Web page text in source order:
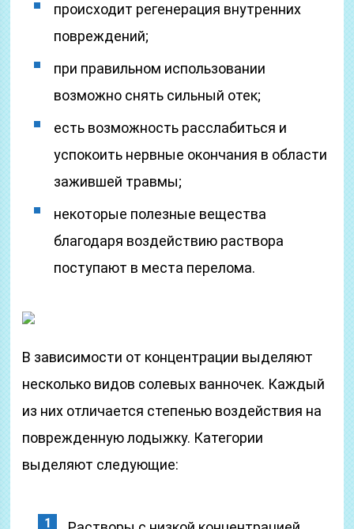
происходит регенерация внутренних
повреждений;
при правильном использовании
возможно снять сильный отек;
есть возможность расслабиться и
успокоить нервные окончания в области
зажившей травмы;
некоторые полезные вещества
благодаря воздействию раствора
поступают в места перелома.
В зависимости от концентрации выделяют
несколько видов солевых ванночек. Каждый
из них отличается степенью воздействия на
поврежденную лодыжку. Категории
выделяют следующие: